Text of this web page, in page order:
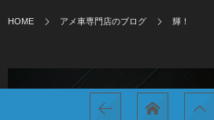
HOME アメ車専門店のブログ 輝！